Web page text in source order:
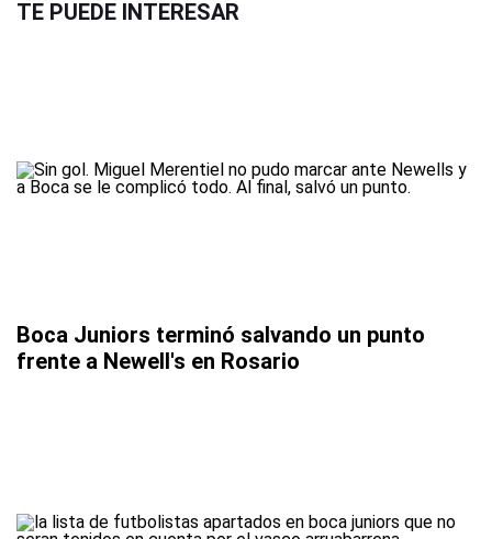
TE PUEDE INTERESAR
Boca Juniors terminó salvando un punto
frente a Newell's en Rosario